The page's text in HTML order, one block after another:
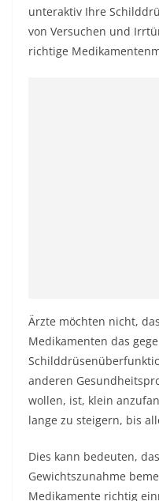
unteraktiv Ihre
von Versuchen und
richtige
Ärzte möchten nicht,
Medikamenten das
anderen
wollen, ist, klein
lange zu steigern, bis
Dies kann bedeuten,
Gewichtszunahme
Medikamente richtig